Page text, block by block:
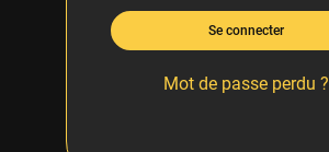
Se connecter
Mot de passe perdu ?